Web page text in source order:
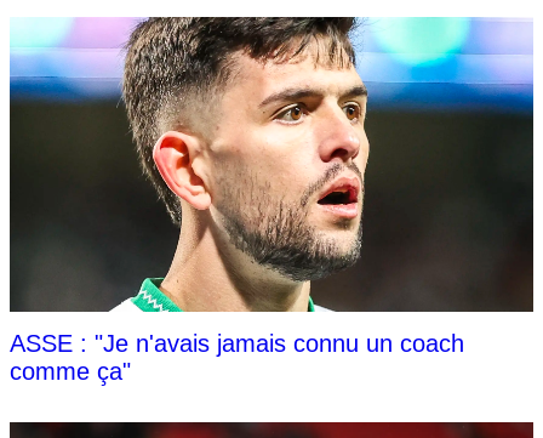
ASSE : "Je n'avais jamais connu un coach
comme ça"